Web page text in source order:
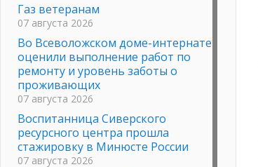
Газ ветеранам
07 августа 2026
Во Всеволожском доме-интернате
оценили выполнение работ по
ремонту и уровень заботы о
проживающих
07 августа 2026
Воспитанница Сиверского
ресурсного центра прошла
стажировку в Минюсте России
07 августа 2026